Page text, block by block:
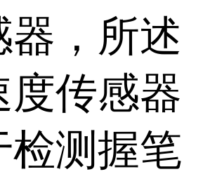
器，所述
度传感器
检测握笔